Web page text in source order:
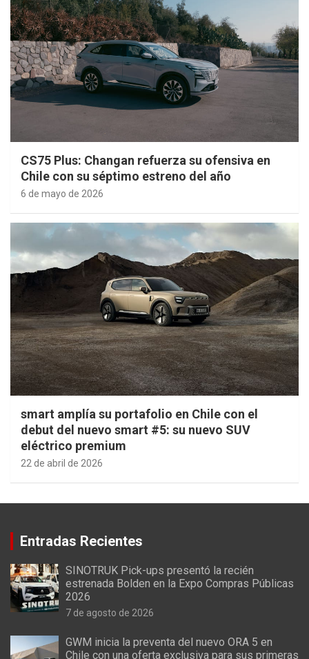
CS75 Plus: Changan refuerza su ofensiva en
Chile con su séptimo estreno del año
6 de mayo de 2026
smart amplía su portafolio en Chile con el
debut del nuevo smart #5: su nuevo SUV
eléctrico premium
22 de abril de 2026
Entradas Recientes
SINOTRUK Pick-ups presentó la recién
estrenada Bolden en la Expo Compras Públicas
2026
7 de agosto de 2026
GWM inicia la preventa del nuevo ORA 5 en
Chile con una oferta exclusiva para sus primeras